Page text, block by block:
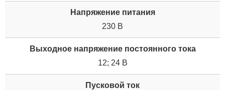
Напряжение питания
230 В
Выходное напряжение постоянного тока
12; 24 В
Пусковой ток